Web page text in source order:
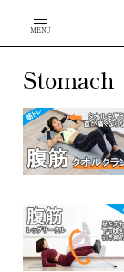
MENU
Stomach